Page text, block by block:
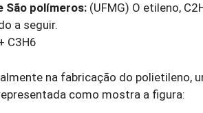
São polímeros: (UFMG) O etileno,
a seguir.
C3H6
na fabricação do polietileno,
como mostra a figura: